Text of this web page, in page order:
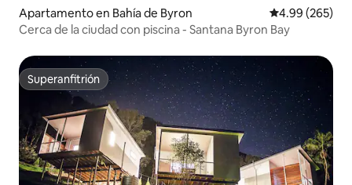
Apartamento en Bahía de Byron Calificación
4.99 (265)
Cerca de la ciudad con piscina - Santana Byron Bay
Superanfitrión
Superanfitrión